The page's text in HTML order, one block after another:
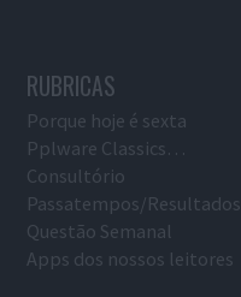
RUBRICAS
Porque hoje é sexta
Pplware Classics…
Consultório
Passatempos/Resultados
Questão Semanal
Apps dos nossos leitores